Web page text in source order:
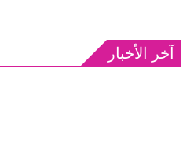
آخر الأخبار